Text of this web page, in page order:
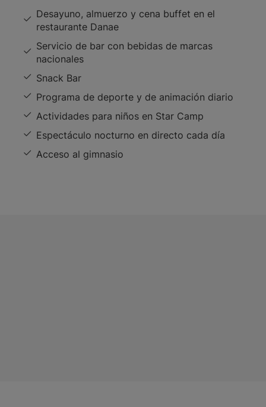
Desayuno, almuerzo y cena buffet en el
restaurante Danae
Servicio de bar con bebidas de marcas
nacionales
Snack Bar
Programa de deporte y de animación diario
Actividades para niños en Star Camp
Espectáculo nocturno en directo cada día
Acceso al gimnasio